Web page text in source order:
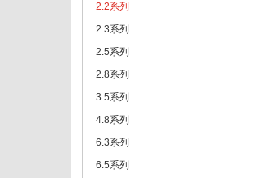
2.2系列
2.3系列
2.5系列
2.8系列
3.5系列
4.8系列
6.3系列
6.5系列